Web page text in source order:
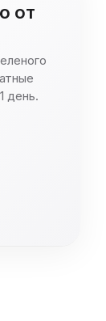
от
день.